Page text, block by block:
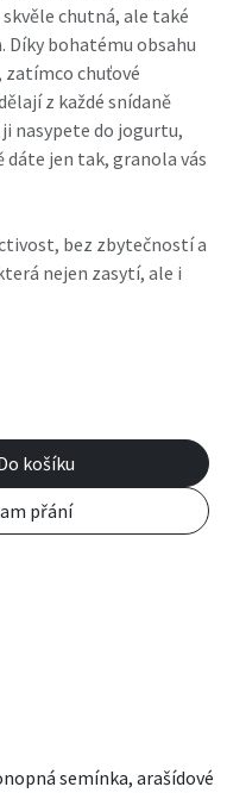
chutná, ale také
Díky bohatému obsahu
zatímco chuťové
z každé snídaně
ji nasypete do jogurtu,
jen tak, granola vás
bez zbytečností a
nejen zasytí, ale i
košíku
přání
semínka, arašídové